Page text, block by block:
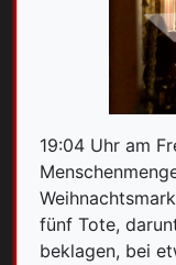
19:04 Uhr am
fünf Tote,
beklagen, bei